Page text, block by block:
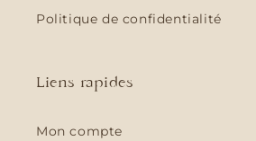
Politique de confidentialité
Liens rapides
Mon compte